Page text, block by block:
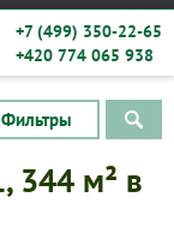
+7 (499) 350-22-65
+420 774 065 938
Фильтры
344 м² в